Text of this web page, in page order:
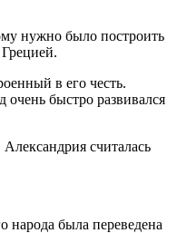
нужно было построить
в его честь.
быстро развивался
считалась
народа была переведена